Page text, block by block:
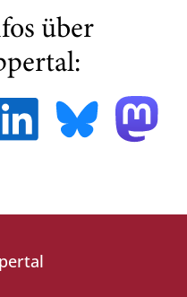
über